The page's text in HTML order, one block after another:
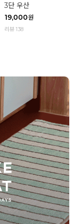
3단 우산
19,000원
리뷰 138